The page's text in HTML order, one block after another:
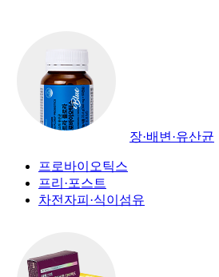
장·배변·유산균
프로바이오틱스
프리·포스트
차전자피·식이섬유